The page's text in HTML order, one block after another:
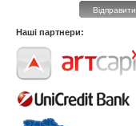
Відправити
Наші партнери: